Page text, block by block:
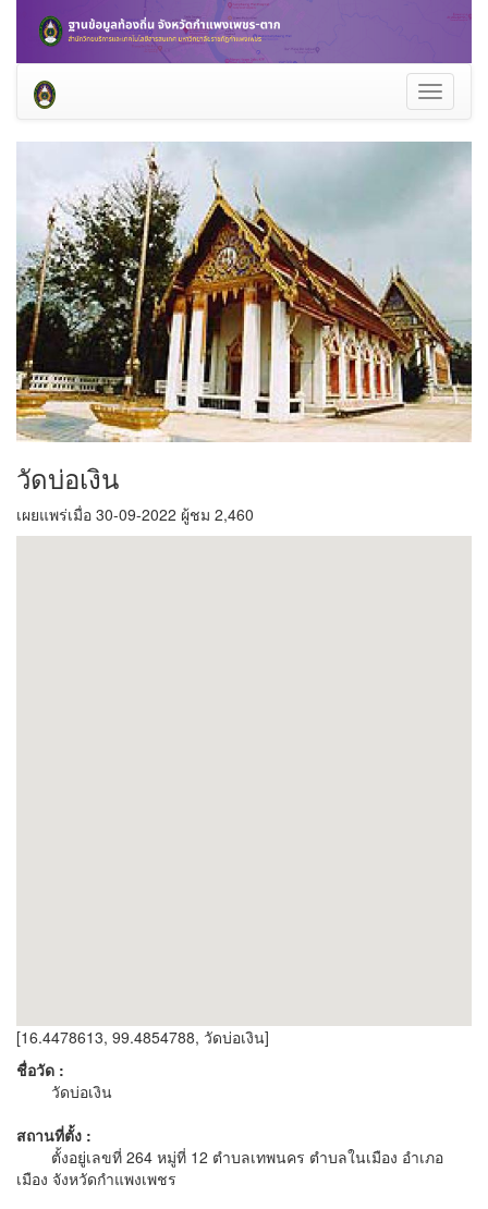
Toggle
วัดบ่อเงิน
เผยแพร่เมื่อ 30-09-2022 ผู้ชม 2,460
[16.4478613, 99.4854788, วัดบ่อเงิน]
ชื่อวัด :
วัดบ่อเงิน
สถานที่ตั้ง :
ตั้งอยู่เลขที่ 264 หมู่ที่ 12 ตำบลเทพนคร ตำบลในเมือง อำเภอ
เมือง จังหวัดกำแพงเพชร